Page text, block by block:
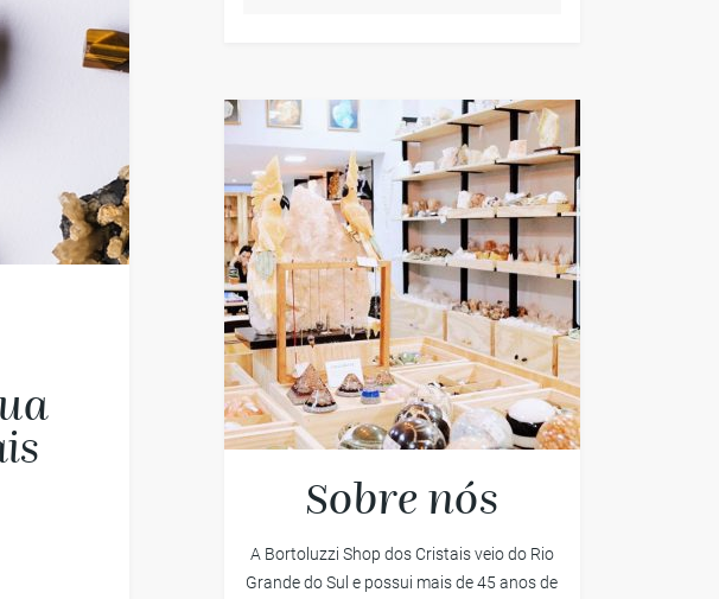
Sobre nós
A Bortoluzzi Shop dos Cristais veio do Rio
Grande do Sul e possui mais de 45 anos de